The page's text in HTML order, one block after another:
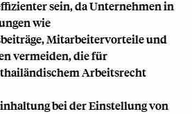
sein, da Unternehmen in
wie
Mitarbeitervorteile und
vermeiden, die für
Arbeitsrecht
bei der Einstellung von